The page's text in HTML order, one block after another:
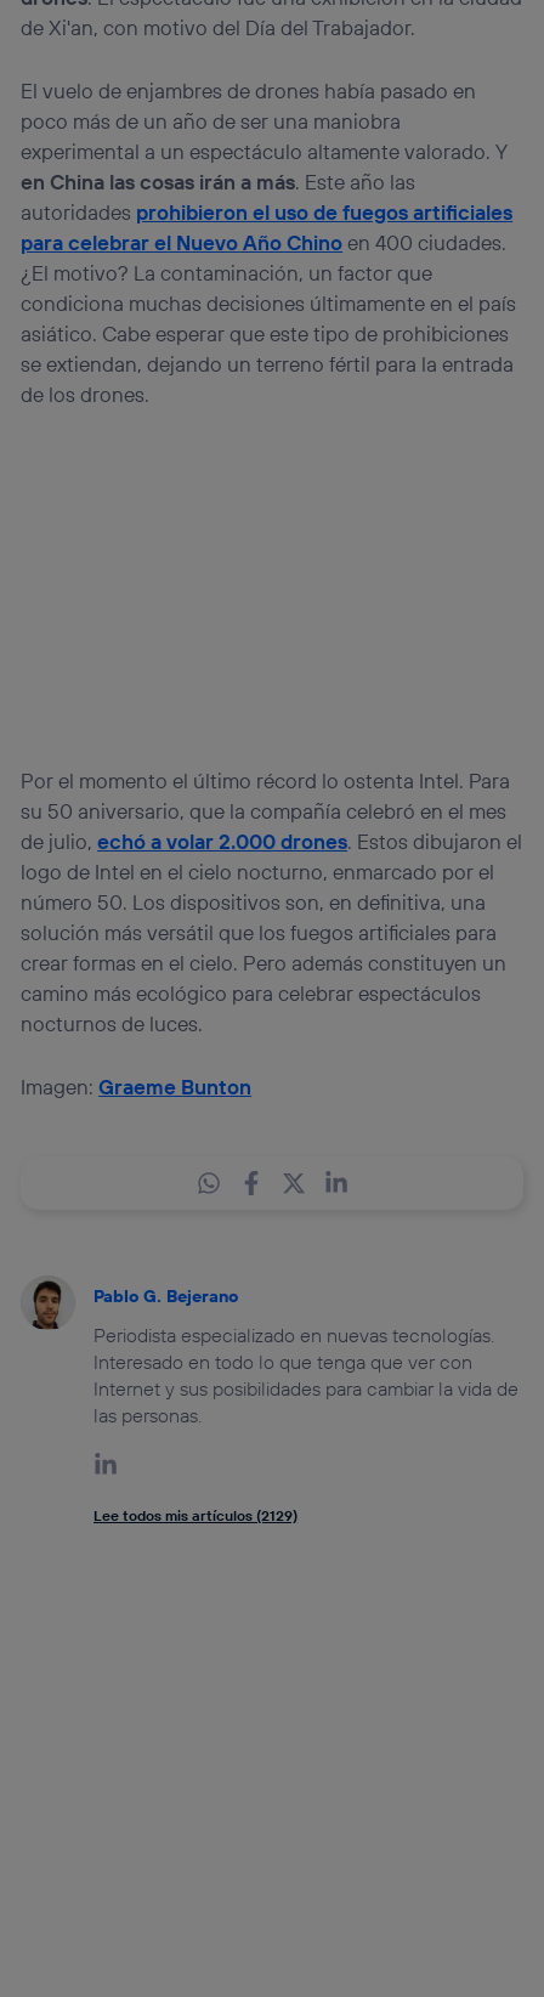
de Xi'an, con motivo del Día del Trabajador.
El vuelo de enjambres de drones había pasado en
poco más de un año de ser una maniobra
experimental a un espectáculo altamente valorado. Y
en China las cosas irán a más. Este año las
autoridades prohibieron el uso de fuegos artificiales
para celebrar el Nuevo Año Chinoen 400 ciudades.
¿El motivo? La contaminación, un factor que
condiciona muchas decisiones últimamente en el país
asiático. Cabe esperar que este tipo de prohibiciones
se extiendan, dejando un terreno fértil para la entrada
de los drones.
Por el momento el último récord lo ostenta Intel. Para
su 50 aniversario, que la compañía celebró en el mes
de julio,echó a volar 2.000 drones. Estos dibujaron el
logo de Intel en el cielo nocturno, enmarcado por el
número 50. Los dispositivos son, en definitiva, una
solución más versátil que los fuegos artificiales para
crear formas en el cielo. Pero además constituyen un
camino más ecológico para celebrar espectáculos
nocturnos de luces.
Imagen:Graeme Bunton
Pablo G. Bejerano
Periodista especializado en nuevas tecnologías.
Interesado en todo lo que tenga que ver con
Internet y sus posibilidades para cambiar la vida de
las personas.
Lee todos mis artículos (2129)